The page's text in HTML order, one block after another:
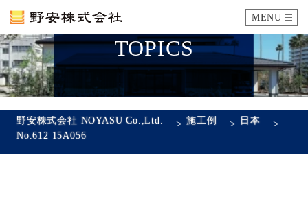
MENU
カタログ
TOPICS
野安株式会社 NOYASU Co.,Ltd. >施工例 > 日本 >
No.612 15A056